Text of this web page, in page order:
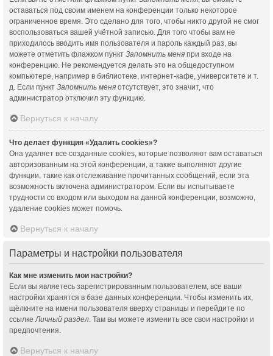
оставаться под своим именем на конференции только некоторое
ограниченное время. Это сделано для того, чтобы никто другой не смог
воспользоваться вашей учётной записью. Для того чтобы вам не
приходилось вводить имя пользователя и пароль каждый раз, вы
можете отметить флажком пункт Запомнить меня при входе на
конференцию. Не рекомендуется делать это на общедоступном
компьютере, например в библиотеке, интернет-кафе, университете и т.
д. Если пункт Запомнить меня отсутствует, это значит, что
администратор отключил эту функцию.
Вернуться к началу
Что делает функция «Удалить cookies»?
Она удаляет все созданные cookies, которые позволяют вам оставаться
авторизованным на этой конференции, а также выполняют другие
функции, такие как отслеживание прочитанных сообщений, если эта
возможность включена администратором. Если вы испытываете
трудности со входом или выходом на данной конференции, возможно,
удаление cookies может помочь.
Вернуться к началу
Параметры и настройки пользователя
Как мне изменить мои настройки?
Если вы являетесь зарегистрированным пользователем, все ваши
настройки хранятся в базе данных конференции. Чтобы изменить их,
щёлкните на имени пользователя вверху страницы и перейдите по
ссылке Личный раздел . Там вы можете изменить все свои настройки и
предпочтения.
Вернуться к началу